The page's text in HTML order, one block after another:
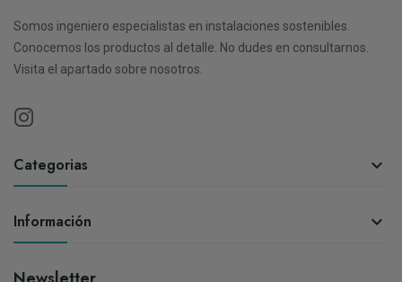
Somos ingeniero especialistas en instalaciones sostenibles.
Conocemos los productos al detalle. No dudes en consultarnos.
Visita el apartado sobre nosotros.
Categorias 
Información 